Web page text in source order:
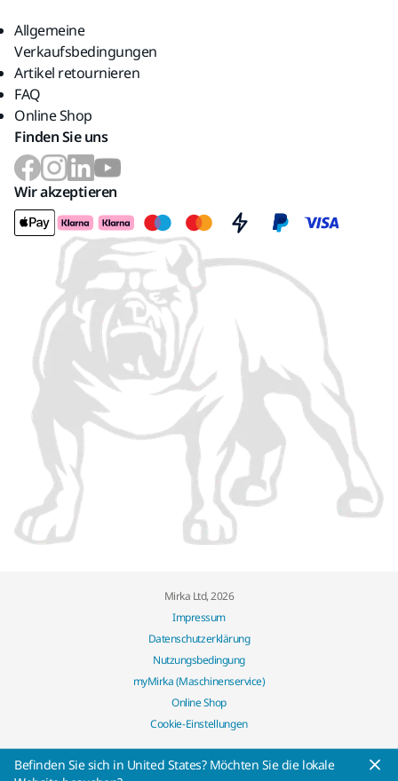
Allgemeine
Verkaufsbedingungen
Artikel retournieren
FAQ
Online Shop
Finden Sie uns
Wir akzeptieren
Mirka Ltd, 2026
Impressum
Datenschutzerklärung
Nutzungsbedingung
myMirka (Maschinenservice)
Online Shop
Cookie-Einstellungen
Befinden Sie sich in United States? Möchten Sie die lokale